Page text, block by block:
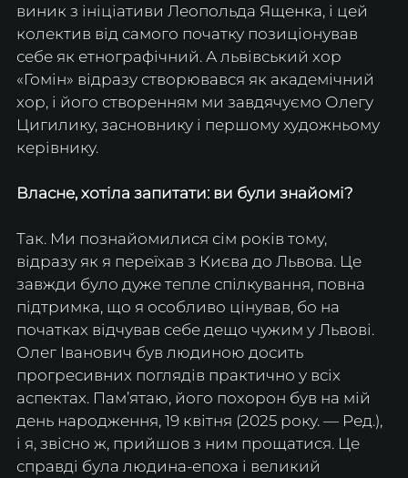
виник з ініціативи Леопольда Ященка, і цей
колектив від самого початку позиціонував
себе як етнографічний. А львівський хор
«Гомін» відразу створювався як академічний
хор, і його створенням ми завдячуємо Олегу
Цигилику, засновнику і першому художньому
керівнику.
Власне, хотіла запитати: ви були знайомі?
Так. Ми познайомилися сім років тому,
відразу як я переїхав з Києва до Львова. Це
завжди було дуже тепле спілкування, повна
підтримка, що я особливо цінував, бо на
початках відчував себе дещо чужим у Львові.
Олег Іванович був людиною досить
прогресивних поглядів практично у всіх
аспектах. Пам’ятаю, його похорон був на мій
день народження, 19 квітня (2025 року. — Ред.),
і я, звісно ж, прийшов з ним прощатися. Це
справді була людина-епоха і великий